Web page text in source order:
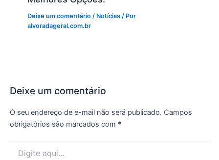
Deixe um comentário / Notícias / Por
alvoradageral.com.br
Deixe um comentário
O seu endereço de e-mail não será publicado. Campos
obrigatórios são marcados com *
aqui...